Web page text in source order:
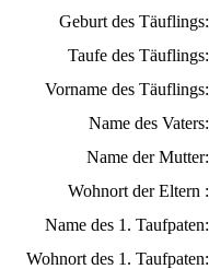
Geburt des Täuflings:
Taufe des Täuflings:
Vorname des Täuflings:
Name des Vaters:
Name der Mutter:
Wohnort der Eltern :
Name des 1. Taufpaten:
Wohnort des 1. Taufpaten: